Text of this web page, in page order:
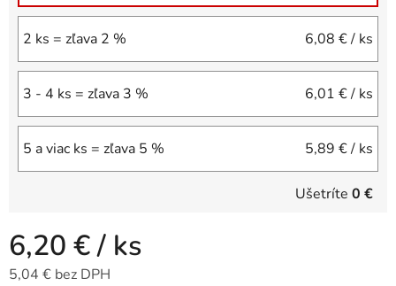
2 ks = zľava 2 % 6,08 €/ ks
3 - 4 ks = zľava 3 % 6,01 €/ ks
5 a viac ks = zľava 5 % 5,89 €/ ks
Ušetríte 0 €
6,20 €/ ks
5,04 € bez DPH